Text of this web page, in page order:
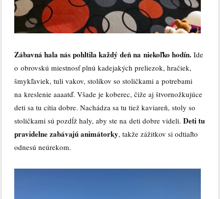
Zábavná hala nás pohltila každý deň na niekoľko hodín. Ide
o obrovskú miestnosť plnú kadejakých preliezok, hračiek,
šmykľaviek, tuli vakov, stolíkov so stoličkami a potrebami
na kreslenie aaaatď. Všade je koberec, čiže aj štvornožkujúce
deti sa tu cítia dobre. Nachádza sa tu tiež kaviareň, stoly so
stoličkami sú pozdĺž haly, aby ste na deti dobre videli.Deti tu
pravidelne zabávajú animátorky, takže zážitkov si odtiaľto
odnesú neúrekom.